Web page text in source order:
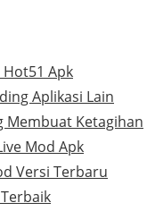
Apk
Aplikasi Lain
Membuat Ketagihan
Mod Apk
Versi Terbaru